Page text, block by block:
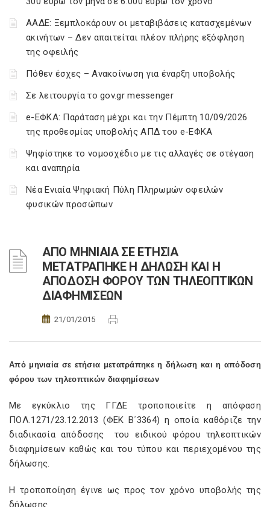
ΑΑΔΕ: Ξεμπλοκάρουν οι μεταβιβάσεις κατασχεμένων
ακινήτων – Δεν απαιτείται πλέον πλήρης εξόφληση
της οφειλής
Πόθεν έσχες – Ανακοίνωση για έναρξη υποβολής
Σε λειτουργία το gov.gr messenger
e-ΕΦΚΑ: Παράταση μέχρι και την Πέμπτη 10/09/2026
της προθεσμίας υποβολής ΑΠΔ του e-ΕΦΚΑ
Ψηφίστηκε το νομοσχέδιο με τις αλλαγές σε στέγαση
και αναπηρία
Νέα Ενιαία Ψηφιακή Πύλη Πληρωμών οφειλών
φυσικών προσώπων
ΑΠΟ ΜΗΝΙΑΙΑ ΣΕ ΕΤΗΣΙΑ
ΜΕΤΑΤΡΑΠΗΚΕ Η ΔΗΛΩΣΗ ΚΑΙ Η
ΑΠΟΔΟΣΗ ΦΟΡΟΥ ΤΩΝ ΤΗΛΕΟΠΤΙΚΩΝ
ΔΙΑΦΗΜΙΣΕΩΝ
21/01/2015
Από μηνιαία σε ετήσια μετατράπηκε η δήλωση και η απόδοση
φόρου των τηλεοπτικών διαφημίσεων
Με εγκύκλιο της ΓΓΔΕ τροποποιείτε η απόφαση
ΠΟΛ.1271/23.12.2013 (ΦΕΚ Β΄3364) η οποία καθόριζε την
διαδικασία απόδοσης του ειδικού φόρου τηλεοπτικών
διαφημίσεων καθώς και του τύπου και περιεχομένου της
δήλωσης.
Η τροποποίηση έγινε ως προς τον χρόνο υποβολής της
δήλωσης